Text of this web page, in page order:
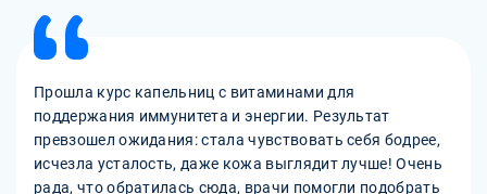
Прошла курс капельниц с витаминами для
поддержания иммунитета и энергии. Результат
превзошел ожидания: стала чувствовать себя бодрее,
исчезла усталость, даже кожа выглядит лучше! Очень
рада, что обратилась сюда, врачи помогли подобрать